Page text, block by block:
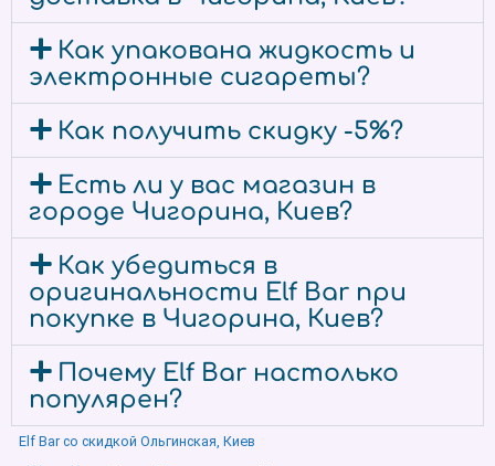
Как упакована жидкость и
электронные сигареты?
Как получить скидку -5%?
Есть ли у вас магазин в
городе Чигорина, Киев?
Как убедиться в
оригинальности Elf Bar при
покупке в Чигорина, Киев?
Почему Elf Bar настолько
популярен?
Elf Bar со скидкой Ольгинская, Киев